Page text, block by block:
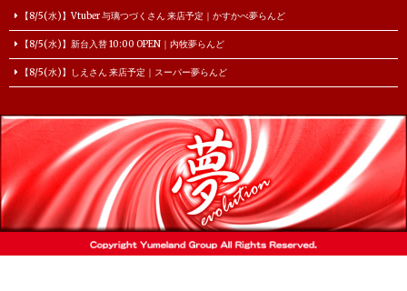
【8/5(水)】Vtuber 与璃つづくさん 来店予定｜かすかべ夢らんど
【8/5(水)】新台入替 10:00 OPEN｜内牧夢らんど
【8/5(水)】しえさん 来店予定｜スーパー夢らんど